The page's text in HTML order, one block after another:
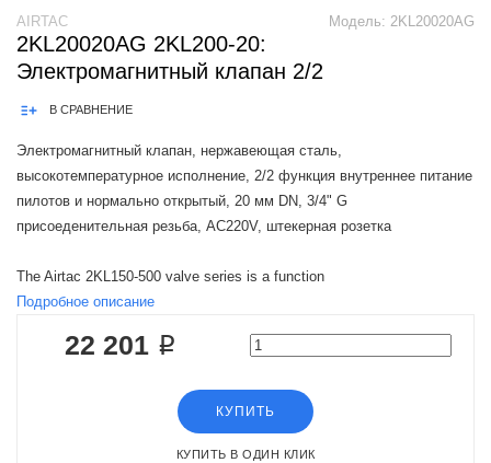
Модель: 2KL20020AG
AIRTAC
2KL20020AG 2KL200-20:
Электромагнитный клапан 2/2
В СРАВНЕНИЕ
Электромагнитный клапан, нержавеющая сталь,
высокотемпературное исполнение, 2/2 функция внутреннее питание
пилотов и нормально открытый, 20 мм DN, 3/4" G
присоеденительная резьба, AC220V, штекерная розетка
The Airtac 2KL150-500 valve series is a function
Подробное описание
22 201 ₽
КУПИТЬ
КУПИТЬ В ОДИН КЛИК